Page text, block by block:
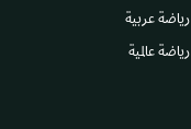
رياضة عربية
رياضة عالمية